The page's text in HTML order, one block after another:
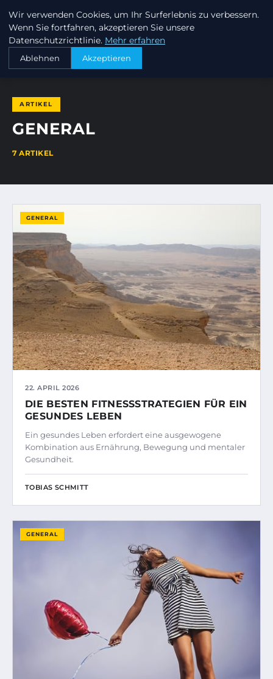
INVESTORENKAPITAL24
STARTSEITE GENERAL
ARTIKEL
GENERAL
7 ARTIKEL
GENERAL
22. APRIL 2026
DIE BESTEN FITNESSSTRATEGIEN FÜR EIN
GESUNDES LEBEN
Ein gesundes Leben erfordert eine ausgewogene
Kombination aus Ernährung, Bewegung und mentaler
Gesundheit.
TOBIAS SCHMITT
GENERAL
Wir verwenden Cookies, um Ihr Surferlebnis zu verbessern.
Wenn Sie fortfahren, akzeptieren Sie unsere
Datenschutzrichtlinie. Mehr erfahren
Ablehnen Akzeptieren